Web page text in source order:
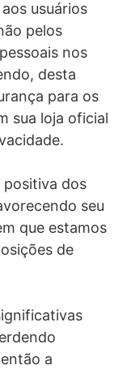
usuários
pelos
nos
desta
para os
sua loja oficial
.
positiva dos
seu
que estamos
de
a